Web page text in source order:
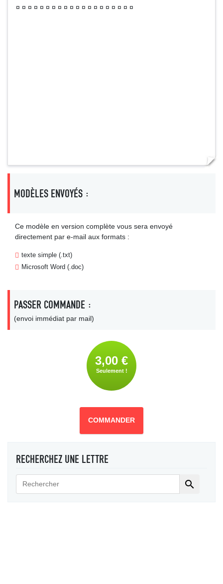
¤ ¤ ¤ ¤ ¤ ¤ ¤ ¤ ¤ ¤ ¤ ¤ ¤ ¤ ¤ ¤ ¤ ¤ ¤ ¤
MODÈLES ENVOYÉS :
Ce modèle en version complète vous sera envoyé
directement par e-mail aux formats :
texte simple (.txt)
Microsoft Word (.doc)
PASSER COMMANDE :
(envoi immédiat par mail)
3,00 €
Seulement !
COMMANDER
RECHERCHEZ UNE LETTRE
